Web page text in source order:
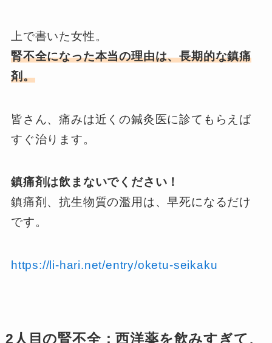
上で書いた女性。
腎不全になった本当の理由は、長期的な鎮痛
剤。
皆さん、痛みは近くの鍼灸医に診てもらえば
すぐ治ります。
鎮痛剤は飲まないでください！
鎮痛剤、抗生物質の濫用は、早死になるだけ
です。
https://li-hari.net/entry/oketu-seikaku
2人目の腎不全：西洋薬を飲みすぎて、